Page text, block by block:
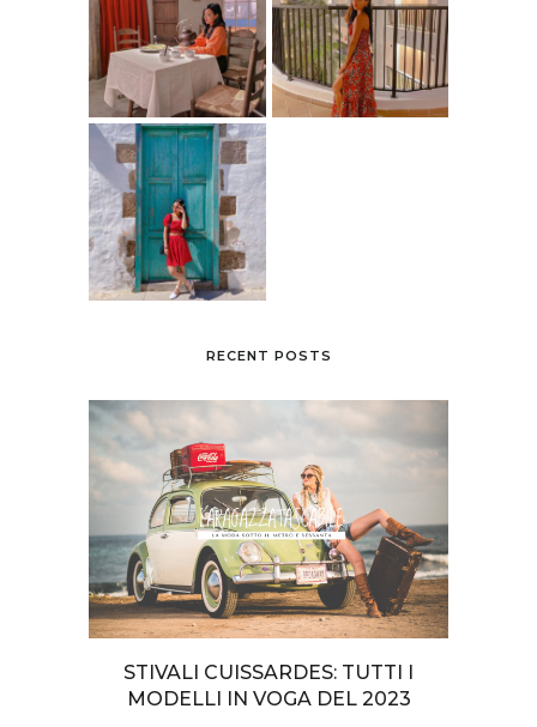
RECENT POSTS
STIVALI CUISSARDES: TUTTI I
MODELLI IN VOGA DEL 2023